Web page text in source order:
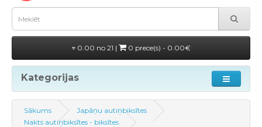
0.00 no 21 | 0 prece(s) - 0.00€
Kategorijas
Sākums
Japāņu autiņbiksītes
Nakts autiņbiksītes - biksītes